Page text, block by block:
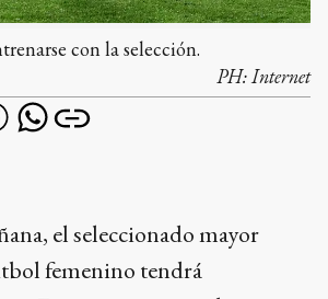
con la selección.
PH:Internet
el seleccionado mayor
femenino tendrá